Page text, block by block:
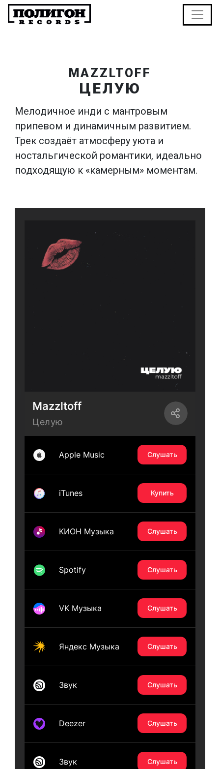
MAZZLTOFF
ЦЕЛУЮ
Мелодичное инди с мантровым
припевом и динамичным развитием.
Трек создаёт атмосферу уюта и
ностальгической романтики, идеально
подходящую к «камерным» моментам.